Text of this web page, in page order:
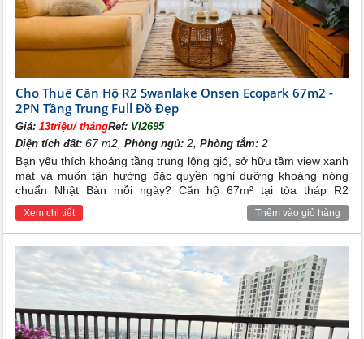
Cho Thuê Căn Hộ R2 Swanlake Onsen Ecopark 67m2 -
2PN Tầng Trung Full Đồ Đẹp
Giá:13triệu/ thángRef: VI2695
Diện tích đất: 67 m2,Phòng ngủ: 2,Phòng tắm: 2
Bạn yêu thích khoảng tầng trung lộng gió, sở hữu tầm view xanh
mát và muốn tận hưởng đặc quyền nghỉ dưỡng khoáng nóng
chuẩn Nhật Bản mỗi ngày? Căn hộ 67m² tại tòa tháp R2
Swanlake Onsen Ecopark chính là tổ ấm hoàn hảo dành cho
bạn – nhà cực đẹp, đầy đủ tiện nghi, chỉ cần xách vali vào ở
ngay.
Xem chi tiết Thêm vào giỏ hàng